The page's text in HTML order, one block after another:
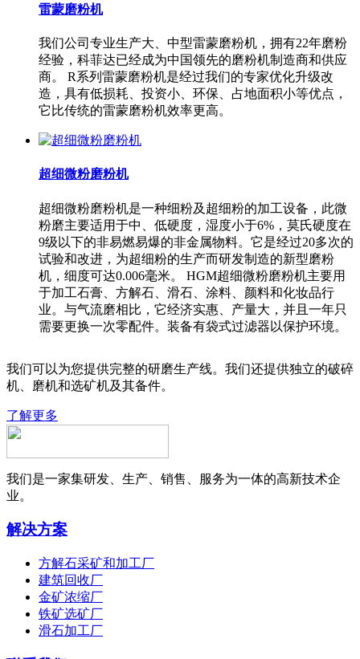
雷蒙磨粉机
我们公司专业生产大、中型雷蒙磨粉机，拥有22年磨粉
经验，科菲达已经成为中国领先的磨粉机制造商和供应
商。 R系列雷蒙磨粉机是经过我们的专家优化升级改
造，具有低损耗、投资小、环保、占地面积小等优点，
它比传统的雷蒙磨粉机效率更高。
超细微粉磨粉机
超细微粉磨粉机是一种细粉及超细粉的加工设备，此微
粉磨主要适用于中、低硬度，湿度小于6%，莫氏硬度在
9级以下的非易燃易爆的非金属物料。它是经过20多次的
试验和改进，为超细粉的生产而研发制造的新型磨粉
机，细度可达0.006毫米。 HGM超细微粉磨粉机主要用
于加工石膏、方解石、滑石、涂料、颜料和化妆品行
业。与气流磨相比，它经济实惠、产量大，并且一年只
需要更换一次零配件。装备有袋式过滤器以保护环境。
我们可以为您提供完整的研磨生产线。我们还提供独立的破碎
机、磨机和选矿机及其备件。
了解更多
我们是一家集研发、生产、销售、服务为一体的高新技术企
业。
解决方案
方解石采矿和加工厂
建筑回收厂
金矿浓缩厂
铁矿选矿厂
滑石加工厂